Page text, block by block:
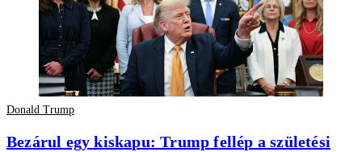
Donald Trump
Bezárul egy kiskapu: Trump fellép a születési